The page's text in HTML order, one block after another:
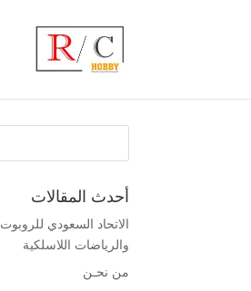
أحدث المقالات
الاتحاد السعودي للروبوت
والرياضات اللاسلكية
من نحـن